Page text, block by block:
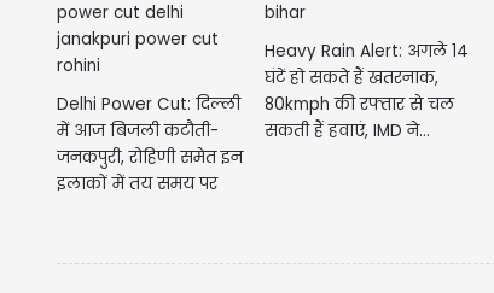
Delhi Power Cut: दिल्ली
में आज बिजली कटौती-
जनकपुरी, रोहिणी समेत इन
इलाकों में तय समय पर
Heavy Rain Alert: अगले 14
घंटें हो सकते हैं खतरनाक,
80kmph की रफ्तार से चल
सकती हैं हवाएं, IMD ने...